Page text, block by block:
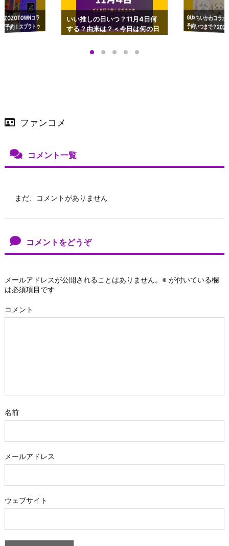
コラ
予約！スプラトゥ
ップも渋谷Hz
いい推しの日いつ？11月4日何
する？由来は？＜今日は何の日
＞
GU×ちいかわコラ
予約いつまで？
ーチやショルダー
ファンコメ
コメント一覧
まだ、コメントがありません
コメントをどうぞ
メールアドレスが公開されることはありません。 ※ が付いている欄
は必須項目です
コメント
名前
メールアドレス
ウェブサイト